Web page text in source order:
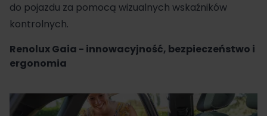
do pojazdu za pomocą wizualnych wskaźników
kontrolnych.
Renolux Gaia - innowacyjność, bezpieczeństwo i
ergonomia